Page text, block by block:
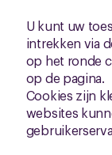
U kunt uw
intrekken via
op het ronde
op de pagina.
Cookies zijn
websites